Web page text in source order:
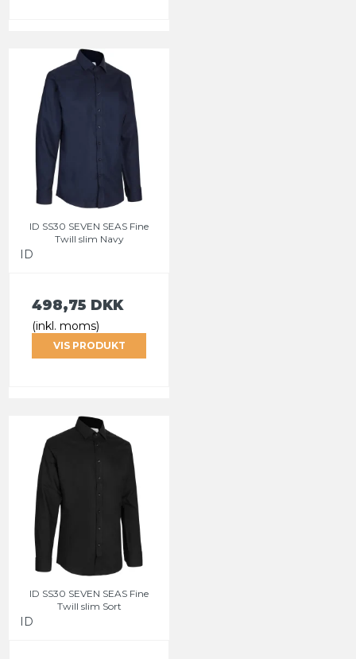
ID SS30 SEVEN SEAS Fine
Twill slim Navy
ID
498,75 DKK
(inkl. moms)
VIS PRODUKT
ID SS30 SEVEN SEAS Fine
Twill slim Sort
ID